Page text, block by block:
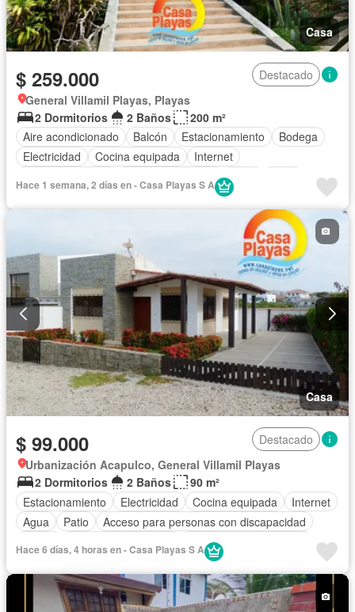
Casa
$ 259.000
Destacado
General Villamil Playas, Playas
2 Dormitorios
2 Baños
200 m²
Aire acondicionado
Balcón Estacionamiento
Bodega
Electricidad
Cocina equipada
Internet
Agua
Parcialmente amoblado
Hace 1 semana, 2 días en - Casa Playas S A
Casa
$ 99.000
Destacado
Urbanización Acapulco, General Villamil Playas
2 Dormitorios
2 Baños
90 m²
Estacionamiento
Electricidad Cocina equipada
Internet
Agua
Patio
Acceso para personas con discapacidad
Parcialmente amoblado
Hace 6 días, 4 horas en - Casa Playas S A